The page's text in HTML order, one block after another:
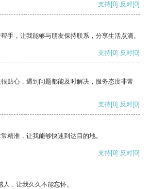
支持[0] 反对[0]
手，让我能够与朋友保持联系，分享生活点滴。
支持[0] 反对[0]
贴心，遇到问题都能及时解决，服务态度非常
支持[0] 反对[0]
精准，让我能够快速到达目的地。
支持[0] 反对[0]
，让我久久不能忘怀。